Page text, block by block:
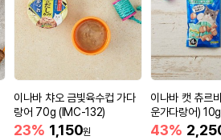
이나바 챠오 금빛육수컵 가다
랑어 70g (IMC-132)
23% 1,150원
이나바 캣 츄르
운가다랑어)
C-273)
43%